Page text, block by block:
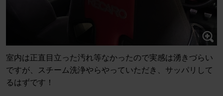
室内は正直目立った汚れ等なかったので実感は湧きづらい
ですが、スチーム洗浄やらやっていただき、サッパリして
るはずです！